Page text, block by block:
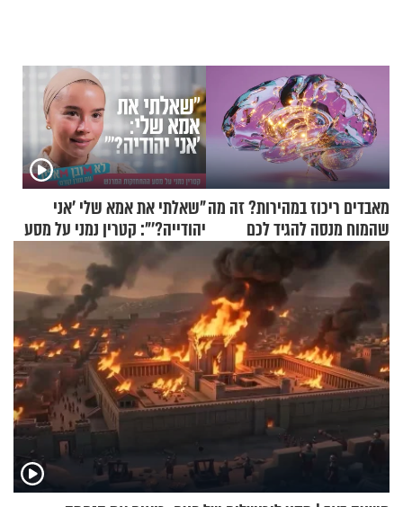
מאבדים ריכוז במהירות? זה מה
שהמוח מנסה להגיד לכם
"שאלתי את אמא שלי 'אני
יהודייה?'": קטרין נמני על מסע
ההתחזקות המרגש